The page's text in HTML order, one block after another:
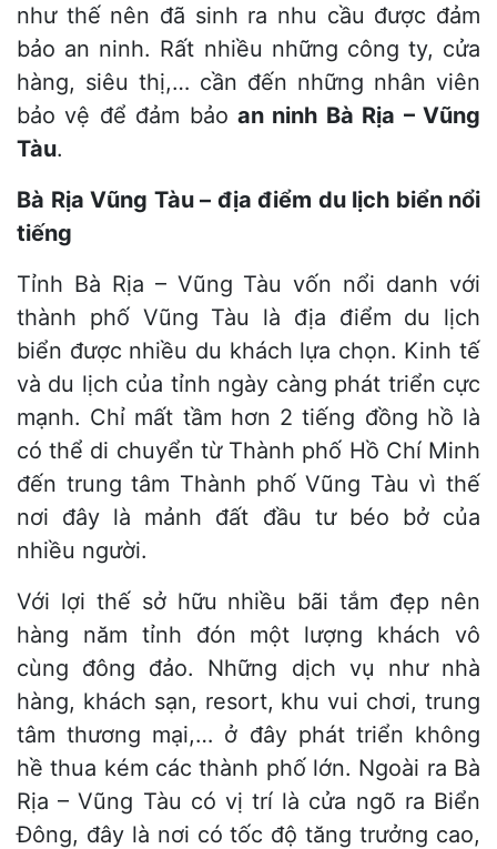
như thế nên đã sinh ra nhu cầu được đảm
bảo an ninh. Rất nhiều những công ty, cửa
hàng, siêu thị,… cần đến những nhân viên
bảo vệ để đảm bảo an ninh Bà Rịa – Vũng
Tàu.
Bà Rịa Vũng Tàu – địa điểm du lịch biển nổi
tiếng
Tỉnh Bà Rịa – Vũng Tàu vốn nổi danh với
thành phố Vũng Tàu là địa điểm du lịch
biển được nhiều du khách lựa chọn. Kinh tế
và du lịch của tỉnh ngày càng phát triển cực
mạnh. Chỉ mất tầm hơn 2 tiếng đồng hồ là
có thể di chuyển từ Thành phố Hồ Chí Minh
đến trung tâm Thành phố Vũng Tàu vì thế
nơi đây là mảnh đất đầu tư béo bở của
nhiều người.
Với lợi thế sở hữu nhiều bãi tắm đẹp nên
hàng năm tỉnh đón một lượng khách vô
cùng đông đảo. Những dịch vụ như nhà
hàng, khách sạn, resort, khu vui chơi, trung
tâm thương mại,… ở đây phát triển không
hề thua kém các thành phố lớn. Ngoài ra Bà
Rịa – Vũng Tàu có vị trí là cửa ngõ ra Biển
Đông, đây là nơi có tốc độ tăng trưởng cao,